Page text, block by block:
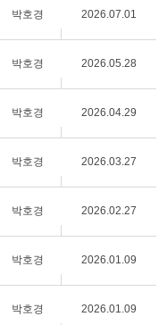
박호경 2026.07.01
박호경 2026.05.28
박호경 2026.04.29
박호경 2026.03.27
박호경 2026.02.27
박호경 2026.01.09
박호경 2026.01.09